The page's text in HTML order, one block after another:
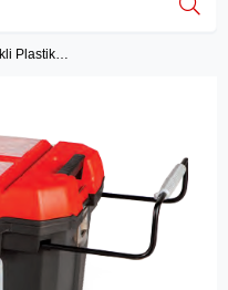
İzeltaş 8445331028 Tekerlekli Plastik Takım Çantası 28''